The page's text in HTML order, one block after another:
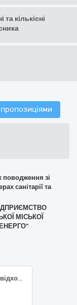
та кількісні
поводження зі
санітарії та
МІСЬКОЇ
Розробка місцевого плану управління відходами Менської міської територіальної громади Корюківського району Чернігівської області до 2033 року (Код ДК 021:2015 90710000-7 Екологічний менеджмент)